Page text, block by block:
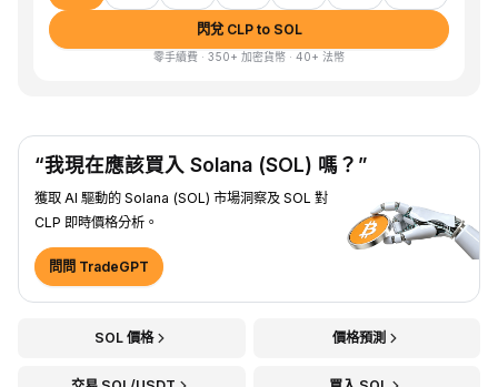
閃兌 CLP to SOL
零手續費 · 350+ 加密貨幣 · 40+ 法幣
“我現在應該買入 Solana (SOL) 嗎？”
獲取 AI 驅動的 Solana (SOL) 市場洞察及 SOL 對
CLP 即時價格分析。
問問 TradeGPT
SOL 價格 價格預測